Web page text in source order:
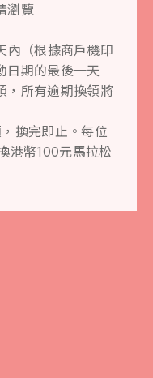
瀏覽
內（根據商戶機印
日期的最後一天
，所有逾期換領將
換完即止。每位
港幣100元馬拉松